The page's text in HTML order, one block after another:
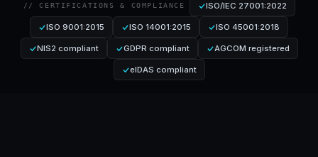
// CERTIFICATIONS & COMPLIANCE ISO/IEC 27001:2022
ISO 9001:2015 ISO 14001:2015 ISO 45001:2018
NIS2 compliant GDPR compliant AGCOM registered
eIDAS compliant